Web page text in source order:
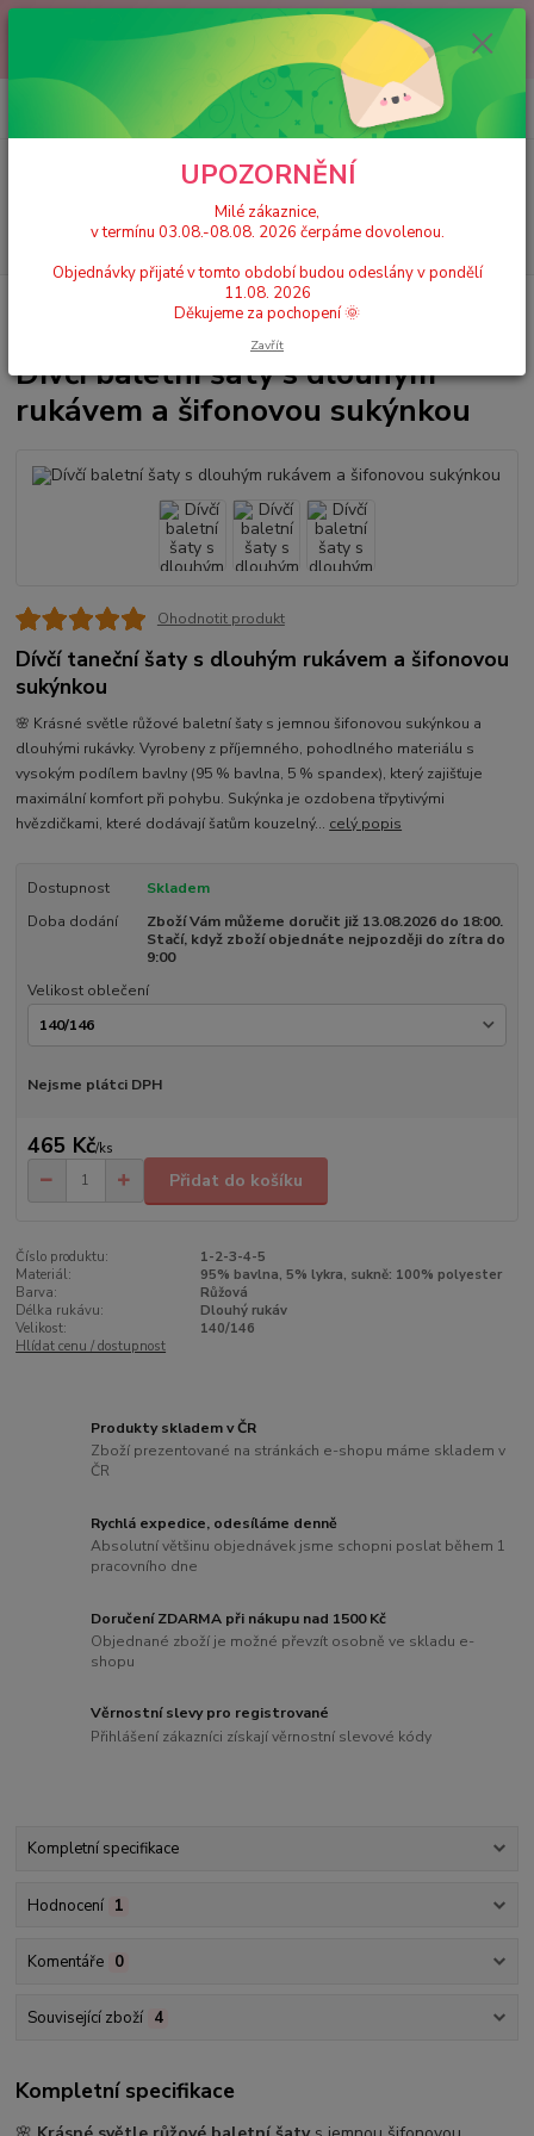
Milé zákaznice, v termínu 03.08.-08.08. 2026 čerpáme dovolenou.
Objednávky přijaté v tomto období budou odeslány v pondělí 11.08.
2026 Děkujeme za pochopení 🌞
CZK
Hledat
+420 777 224 390
(Po-Pá, 9-17 hod.)
0 Kč
Dívčí taneční trikoty, dresy se sukní
Dívčí baletní šaty s dlouhým
rukávem a šifonovou sukýnkou
Dívčí baletní šaty s dlouhým
rukávem a šifonovou sukýnkou
Ohodnotit produkt
Dívčí taneční šaty s dlouhým rukávem a šifonovou
sukýnkou
🌸 Krásné světle růžové baletní šaty s jemnou šifonovou sukýnkou a
dlouhými rukávky. Vyrobeny z příjemného, pohodlného materiálu s
vysokým podílem bavlny (95 % bavlna, 5 % spandex), který zajišťuje
maximální komfort při pohybu. Sukýnka je ozdobena třpytivými
hvězdičkami, které dodávají šatům kouzelný... celý popis
Dostupnost
Skladem
Doba dodání
Zboží Vám můžeme doručit již 13.08.2026 do 18:00.
Stačí, když zboží objednáte nejpozději do zítra do
9:00
Velikost oblečení
Nejsme plátci DPH
465 Kč/ks
Přidat do košíku
Číslo produktu:
1-2-3-4-5
Materiál:
95% bavlna, 5% lykra, sukně: 100% polyester
Barva:
Růžová
Délka rukávu:
Dlouhý rukáv
Velikost:
140/146
Hlídat cenu / dostupnost
Produkty skladem v ČR
Zboží prezentované na stránkách e-shopu máme skladem v
ČR
Rychlá expedice, odesíláme denně
Absolutní většinu objednávek jsme schopni poslat během 1
pracovního dne
Doručení ZDARMA při nákupu nad 1500 Kč
Objednané zboží je možné převzít osobně ve skladu e-
shopu
Věrnostní slevy pro registrované
Přihlášení zákazníci získají věrnostní slevové kódy
Kompletní specifikace
Hodnocení 1
Komentáře 0
Související zboží 4
Kompletní specifikace
UPOZORNĚNÍ
Milé zákaznice,
v termínu 03.08.-08.08. 2026 čerpáme dovolenou.
Objednávky přijaté v tomto období budou odeslány v pondělí
11.08. 2026
Děkujeme za pochopení 🌞
Zavřít